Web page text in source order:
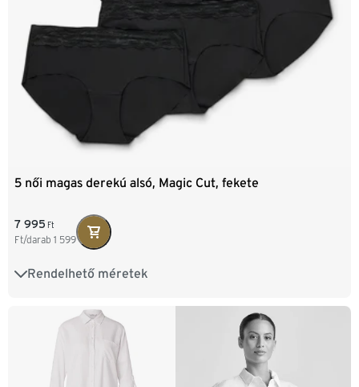
5 női magas derekú alsó, Magic Cut, fekete
7 995 Ft
Ft/darab 1 599
Rendelhető méretek
XS 32/34 S 36/38